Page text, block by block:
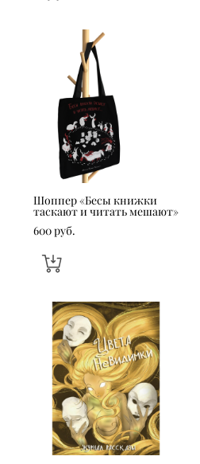
Шоппер «Бесы книжки
таскают и читать мешают»
600 pуб.